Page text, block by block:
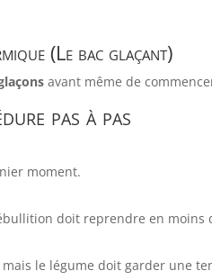
(Le bac glaçant)
avant même de
pas à pas
moment.
doit reprendre en moins
le légume doit garder une